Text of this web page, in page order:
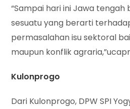
“Sampai hari ini Jawa
sesuatu yang berarti
permasalahan isu sektoral
maupun konflik
Kulonprogo
Dari Kulonprogo, DPW SPI